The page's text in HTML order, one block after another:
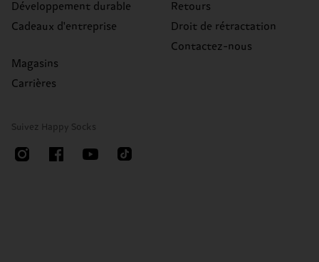
Développement durable
Cadeaux d'entreprise
Magasins
Carrières
Retours
Droit de rétractation
Contactez-nous
Suivez Happy Socks